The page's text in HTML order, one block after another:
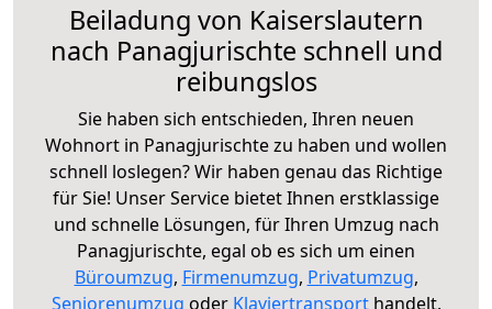
Beiladung von Kaiserslautern
nach Panagjurischte schnell und
reibungslos
Sie haben sich entschieden, Ihren neuen
Wohnort in Panagjurischte zu haben und wollen
schnell loslegen? Wir haben genau das Richtige
für Sie! Unser Service bietet Ihnen erstklassige
und schnelle Lösungen, für Ihren Umzug nach
Panagjurischte, egal ob es sich um einen
Büroumzug, Firmenumzug, Privatumzug,
Seniorenumzug oder Klaviertransporthandelt.